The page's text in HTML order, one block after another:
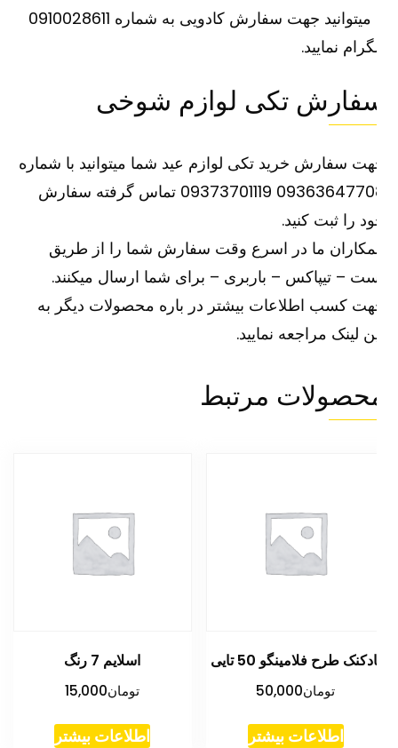
یا میتوانید جهت سفارش کادویی به شماره 0910028611
نمایید.
تکی لوازم شوخی
سفارش خرید تکی لوازم عید شما میتوانید با شماره
09363647708 09373701119 تماس گرفته سفارش
را ثبت کنید.
ما در اسرع وقت سفارش شما را از طریق
– تیپاکس – باربری – برای شما ارسال میکنند.
کسب اطلاعات بیشتر در باره محصولات دیگر به
لینکمراجعه نمایید.
مرتبط
طرح فلامینگو 50 تایی
تومان50,000
اطلاعات بیشتر
اسلایم 7 رنگ
تومان15,000
اطلاعات بیشتر